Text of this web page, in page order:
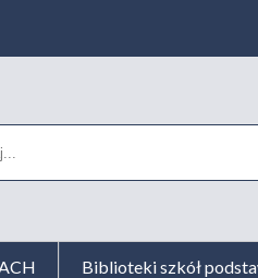
Biblioteki szkół